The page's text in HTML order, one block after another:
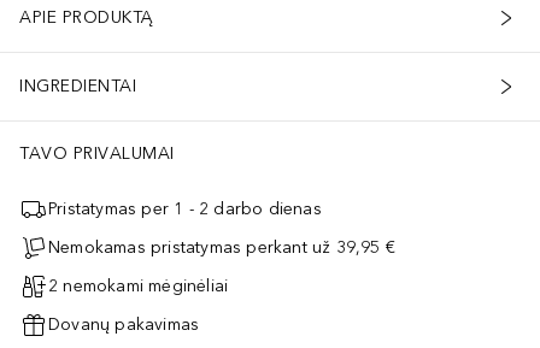
APIE PRODUKTĄ
INGREDIENTAI
TAVO PRIVALUMAI
Pristatymas per 1 - 2 darbo dienas
Nemokamas pristatymas perkant už 39,95 €
2 nemokami mėginėliai
Dovanų pakavimas